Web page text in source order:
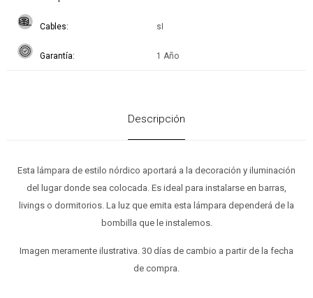
Cables sI
Garantía 1 Año
Descripción
Esta lámpara de estilo nórdico aportará a la decoración y iluminación
del lugar donde sea colocada. Es ideal para instalarse en barras,
livings o dormitorios. La luz que emita esta lámpara dependerá de la
bombilla que le instalemos.
Imagen meramente ilustrativa. 30 días de cambio a partir de la fecha
de compra.